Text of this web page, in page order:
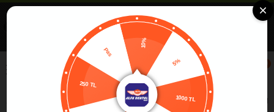
0
Protetik Simantasyon Cam İyonomer
10%
5%
1000 TL
250 TL
Pas
Uygulamada Aç
Alfa Group Dental
Ücretsiz -Google Play'de